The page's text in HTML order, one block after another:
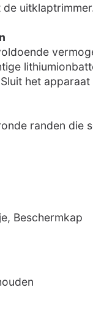
het
randen die
Beschermkap